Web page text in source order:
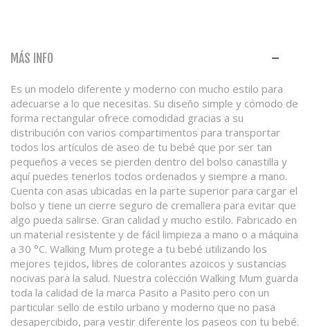
MÁS INFO
Es un modelo diferente y moderno con mucho estilo para
adecuarse a lo que necesitas. Su diseño simple y cómodo de
forma rectangular ofrece comodidad gracias a su
distribución con varios compartimentos para transportar
todos los artículos de aseo de tu bebé que por ser tan
pequeños a veces se pierden dentro del bolso canastilla y
aquí puedes tenerlos todos ordenados y siempre a mano.
Cuenta con asas ubicadas en la parte superior para cargar el
bolso y tiene un cierre seguro de cremallera para evitar que
algo pueda salirse. Gran calidad y mucho estilo. Fabricado en
un material resistente y de fácil limpieza a mano o a máquina
a 30 °C. Walking Mum protege a tu bebé utilizando los
mejores tejidos, libres de colorantes azoicos y sustancias
nocivas para la salud. Nuestra colección Walking Mum guarda
toda la calidad de la marca Pasito a Pasito pero con un
particular sello de estilo urbano y moderno que no pasa
desapercibido, para vestir diferente los paseos con tu bebé.